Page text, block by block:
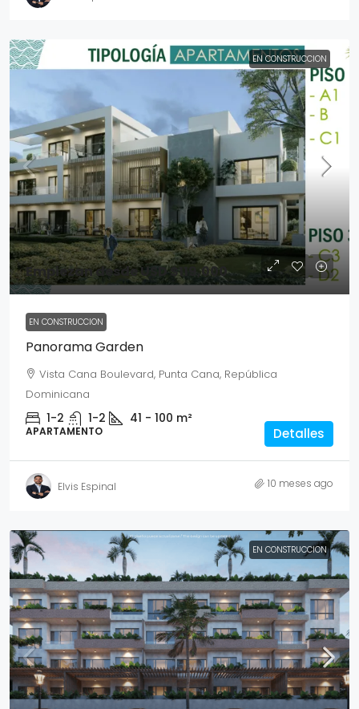
EN CONSTRUCCION
Empiezan desdeUSD $119,000
EN CONSTRUCCION
Panorama Garden
Vista Cana Boulevard, Punta Cana, República
Dominicana
1-2 1-2 41 - 100 m²
APARTAMENTO Detalles
Elvis Espinal 10 meses ago
EN CONSTRUCCION